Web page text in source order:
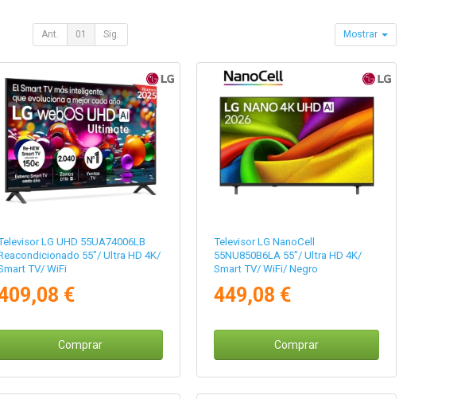
Ant. 01 Sig. Mostrar
LG UHD 55UA74006LB
55"/ Ultra HD 4K/
TV/ WiFi
€
Comprar
Televisor LG NanoCell
55NU850B6LA 55"/ Ultra HD 4K/
Smart TV/ WiFi/ Negro
449,08 €
Comprar